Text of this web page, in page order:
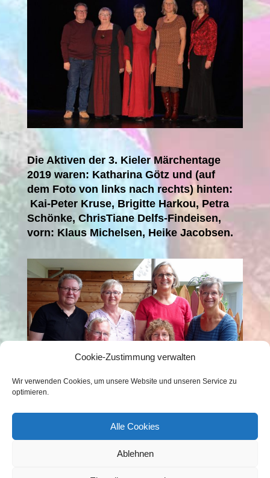
Cookie-Zustimmung verwalten
Wir verwenden Cookies, um unsere Website und unseren Service zu
optimieren.
Alle Cookies
Ablehnen
Die Aktiven der 3. Kieler Märchentage
2019 waren: Katharina Götz und (auf
dem Foto von links nach rechts) hinten:
Kai-Peter Kruse, Brigitte Harkou, Petra
Schönke, ChrisTiane Delfs-Findeisen,
vorn: Klaus Michelsen, Heike Jacobsen.